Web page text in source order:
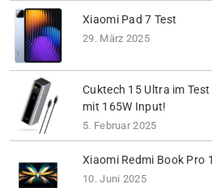
Xiaomi Pad 7 Test
29. März 2025
Cuktech 15 Ultra im
mit 165W Input!
5. Februar 2025
Xiaomi Redmi Book Pro
10. Juni 2025